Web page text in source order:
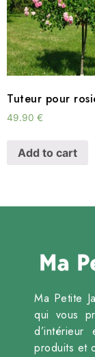
Tuteur pour
49.90 €
Add to cart
Ma Petite
qui vous
d’intérieur
produits et